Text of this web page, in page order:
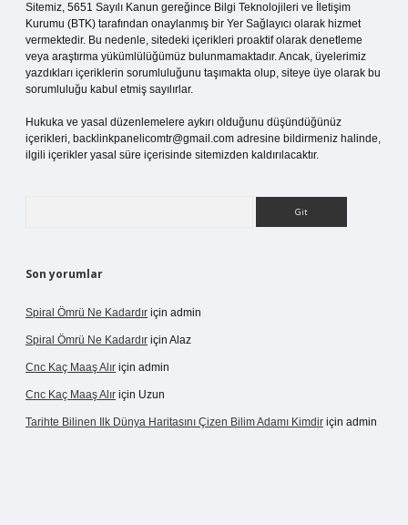
Sitemiz, 5651 Sayılı Kanun gereğince Bilgi Teknolojileri ve İletişim
Kurumu (BTK) tarafından onaylanmış bir Yer Sağlayıcı olarak hizmet
vermektedir. Bu nedenle, sitedeki içerikleri proaktif olarak denetleme
veya araştırma yükümlülüğümüz bulunmamaktadır. Ancak, üyelerimiz
yazdıkları içeriklerin sorumluluğunu taşımakta olup, siteye üye olarak bu
sorumluluğu kabul etmiş sayılırlar.
Hukuka ve yasal düzenlemelere aykırı olduğunu düşündüğünüz
içerikleri, backlinkpanelicomtr@gmail.com adresine bildirmeniz halinde,
ilgili içerikler yasal süre içerisinde sitemizden kaldırılacaktır.
Son yorumlar
Spiral Ömrü Ne Kadardır için admin
Spiral Ömrü Ne Kadardır için Alaz
Cnc Kaç Maaş Alır için admin
Cnc Kaç Maaş Alır için Uzun
Tarihte Bilinen Ilk Dünya Haritasını Çizen Bilim Adamı Kimdir için admin